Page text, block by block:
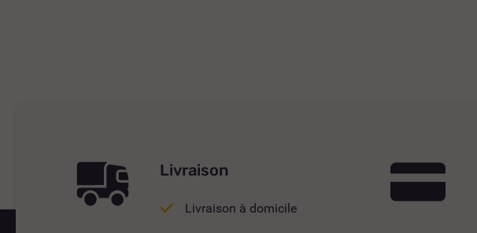
Livraison
Livraison à domicile